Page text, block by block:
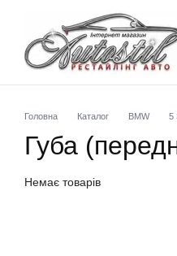
Перейти до основного контенту
Головна Каталог BMW 5
Губа
Немає товарів